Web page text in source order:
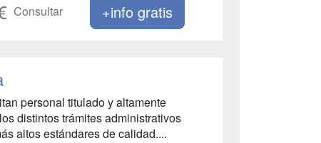
Consultar +info gratis
personal titulado y altamente
distintos trámites administrativos
altos estándares de calidad....